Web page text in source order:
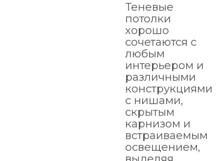
Теневые
потолки
хорошо
сочетаются с
любым
интерьером и
различными
конструкциями
с нишами,
скрытым
карнизом и
встраиваемым
освещением,